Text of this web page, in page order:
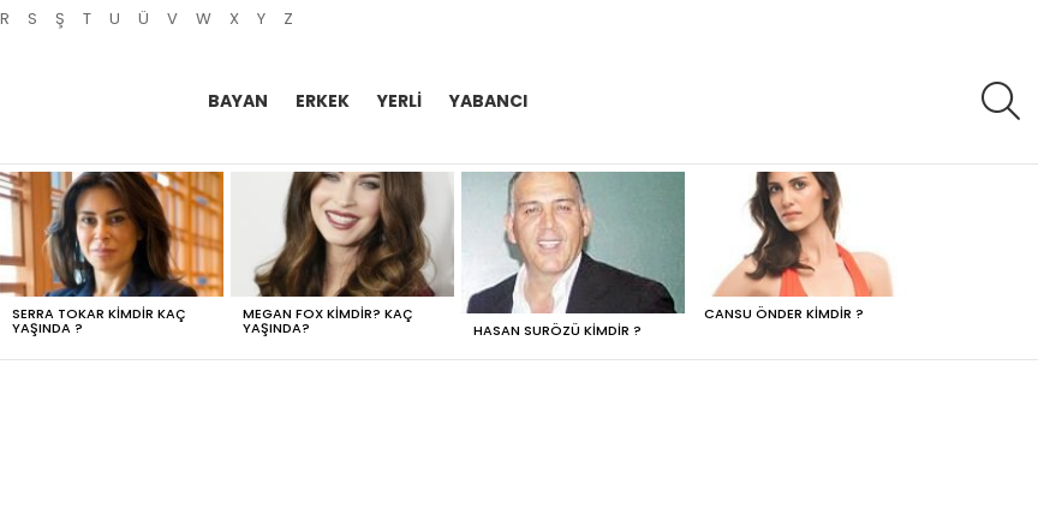
R S Ş T U Ü V W X Y Z
BAYAN ERKEK YERLI YABANCI
SERRA TOKAR KIMDIR KAÇ
YAŞINDA ?
MEGAN FOX KIMDIR? KAÇ
YAŞINDA? HASAN SURÖZÜ KIMDIR ?
CANSU ÖNDER KIMDIR ?